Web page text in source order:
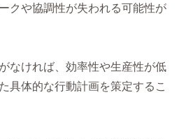
クや協調性が失われる可能性が
なければ、効率性や生産性が低
具体的な行動計画を策定するこ